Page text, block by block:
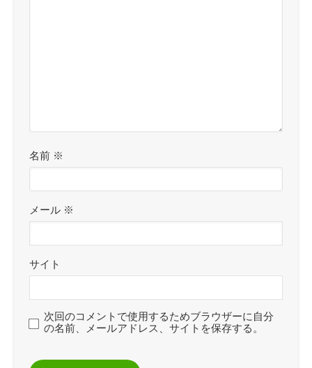
名前 ※
メール ※
サイト
次回のコメントで使用するためブラウザーに自分
の名前、メールアドレス、サイトを保存する。